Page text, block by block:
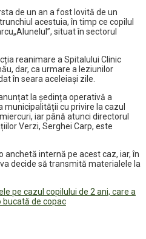
de un an a fost lovită de un
acestuia, în timp ce copilul
situat în sectorul
reanimare a Spitalului Clinic
dar, ca urmare a leziunilor
în seara aceleiaşi zile.
la ședința operativă a
cu privire la cazul
iar până atunci directorul
Verzi, Serghei Carp, este
anchetă internă pe acest caz, iar, în
decide să transmită materialele la
pe cazul copilului de 2 ani, care a
bucată de copac